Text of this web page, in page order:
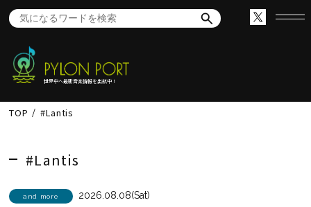
世界中へ最新音楽情報を出航中！
TOP #Lantis
#Lantis
and more 2026.08.08(Sat)